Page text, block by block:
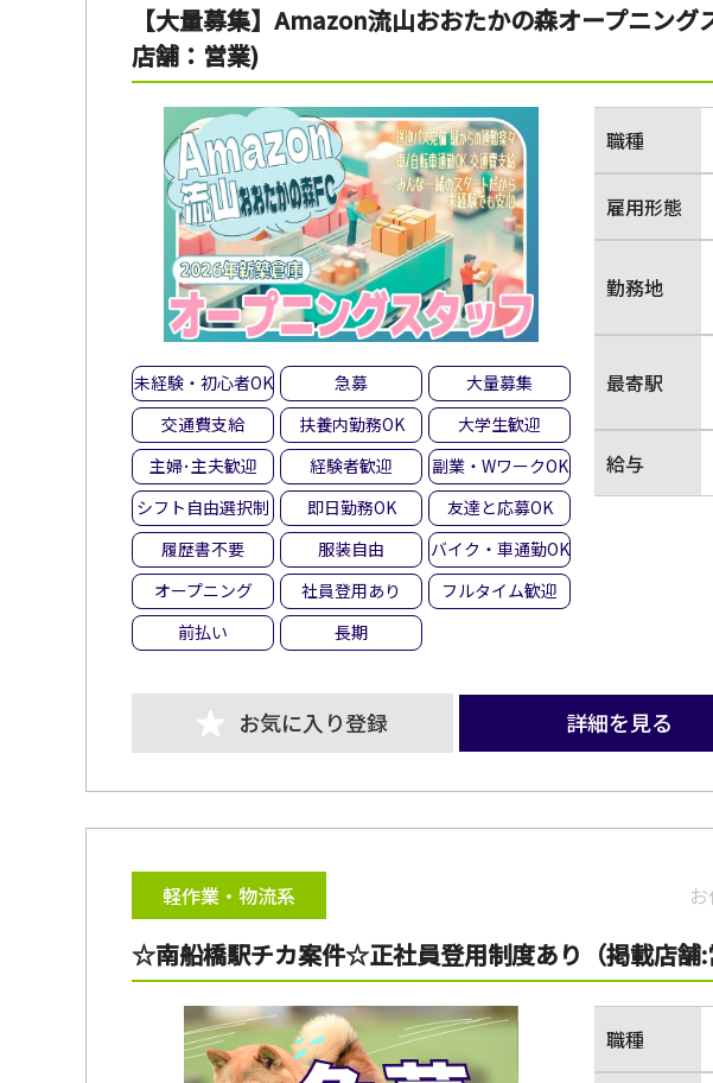
【大量募集】Amazon流山おおたかの森オープニン
店舗：営業)
未経験・初心者OK 急募
大量募集
交通費支給
扶養内勤務OK
大学生歓迎
主婦･主夫歓迎
経験者歓迎
副業・WワークOK
シフト自由選択制
即日勤務OK
友達と応募OK
履歴書不要
服装自由
バイク・車通勤OK
オープニング
社員登用あり
フルタイム歓迎
前払い
長期
職種
雇用形態
勤務地
最寄駅
給与
お気に入り登録 詳細を見る
軽作業・物流系
☆南船橋駅チカ案件☆正社員登用制度あり（掲載店舗:
職種